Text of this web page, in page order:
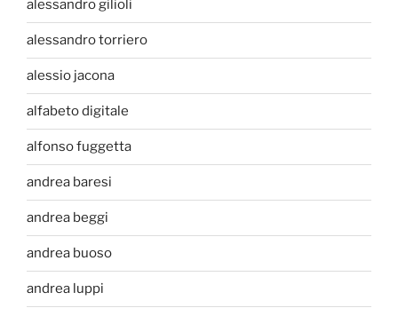
alessandro gilioli
alessandro torriero
alessio jacona
alfabeto digitale
alfonso fuggetta
andrea baresi
andrea beggi
andrea buoso
andrea luppi